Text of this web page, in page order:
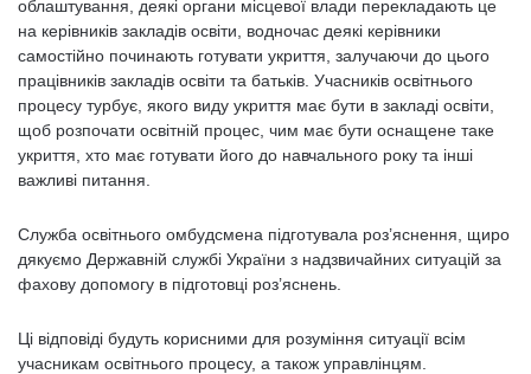
облаштування, деякі органи місцевої влади перекладають це
на керівників закладів освіти, водночас деякі керівники
самостійно починають готувати укриття, залучаючи до цього
працівників закладів освіти та батьків. Учасників освітнього
процесу турбує, якого виду укриття має бути в закладі освіти,
щоб розпочати освітній процес, чим має бути оснащене таке
укриття, хто має готувати його до навчального року та інші
важливі питання.
Служба освітнього омбудсмена підготувала роз’яснення, щиро
дякуємо Державній службі України з надзвичайних ситуацій за
фахову допомогу в підготовці роз’яснень.
Ці відповіді будуть корисними для розуміння ситуації всім
учасникам освітнього процесу, а також управлінцям.